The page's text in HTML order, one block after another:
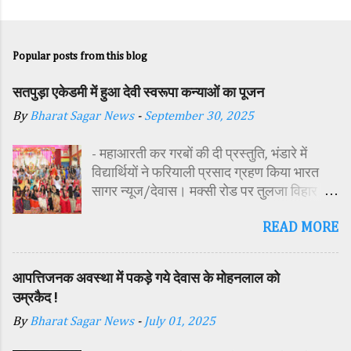
Popular posts from this blog
सतपुड़ा एकेडमी में हुआ देवी स्वरूपा कन्याओं का पूजन
ByBharat Sagar News - September 30, 2025
- महाआरती कर गरबों की दी प्रस्तुति, भंडारे में
विद्यार्थियों ने फरियाली प्रसाद ग्रहण किया भारत
सागर न्यूज/देवास। मक्सी रोड पर तुलजा विहार
पावन अवसर पर कन्या पूजन एवं गरबा महोत्सव का
परिसर में तोरण, रंगोली से आकर्षक साज-सज्जा की
गई। सर्वप्रथम मुख्य अतिथि महिला बाल विकास
विशिष्ट अतिथि शासकीय पॉलिटेक्निक कॉलेज
READ MORE
आपत्तिजनक अवस्था में पकड़े गये देवास के मोहनलाल को
उम्रकैद !
ByBharat Sagar News - July 01, 2025